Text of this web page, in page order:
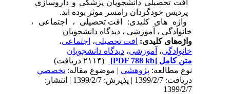
افت تحصیلی دانشجویان پزشکی و داروسازی
پردیس خودگردان رامسر موثر بوده اند.
واژه های کلیدی:افت تحصیلی ، اجتماعی ،
خانوادگی ، آموزشی ، دیدگاه دانشجویان
واژه‌های کلیدی:افت تحصیلی،اجتماعی،
خانوادگی،آموزشی،دیدگاه دانشجویان
متن کامل[PDF 788 kb]
نوع مطالعه:پژوهشي| موضوع مقاله:تخصصي
دریافت: 1399/2/7 | پذیرش: 1399/2/7 | انتشار:
1399/2/7